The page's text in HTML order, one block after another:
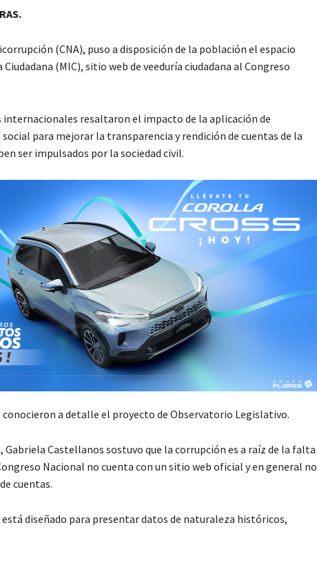
(CNA), puso a disposición de la población el espacio
(MIC), sitio web de veeduría ciudadana al Congreso
internacionales resaltaron el impacto de la aplicación de
social para mejorar la transparencia y rendición de cuentas de la
ser impulsados por la sociedad civil.
a detalle el proyecto de Observatorio Legislativo.
Gabriela Castellanos sostuvo que la corrupción es a raíz de la falta
Nacional no cuenta con un sitio web oficial y en general no
cuentas.
diseñado para presentar datos de naturaleza históricos,